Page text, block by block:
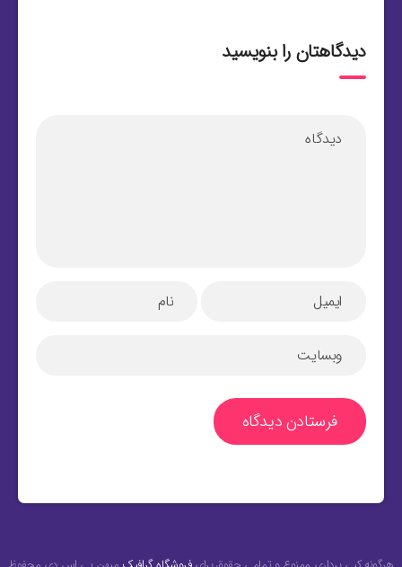
دیدگاهتان را بنویسید